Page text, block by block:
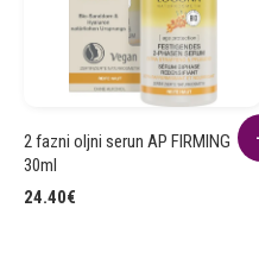
2 fazni oljni serun AP FIRMING
30ml
24.40€